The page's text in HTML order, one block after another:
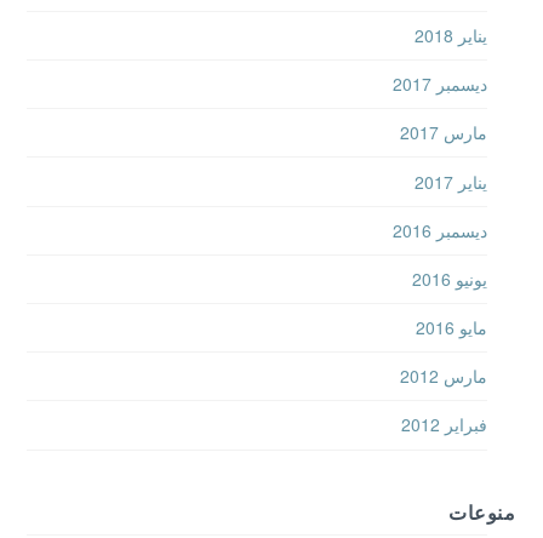
يناير 2018
ديسمبر 2017
مارس 2017
يناير 2017
ديسمبر 2016
يونيو 2016
مايو 2016
مارس 2012
فبراير 2012
منوعات